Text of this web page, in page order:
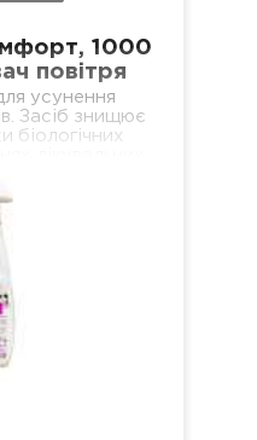
1000
повітря
усунення
Засіб знищює
біологічних
закладах,
харчування…